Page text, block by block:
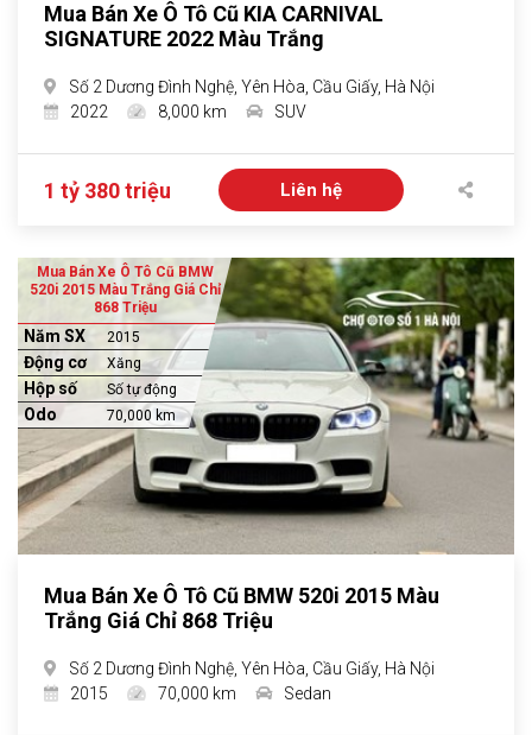
Mua Bán Xe Ô Tô Cũ KIA CARNIVAL
SIGNATURE 2022 Màu Trắng
Số 2 Dương Đình Nghệ, Yên Hòa, Cầu Giấy, Hà Nội
2022
8,000 km SUV
1 tỷ 380 triệu Liên hệ
Mua Bán Xe Ô Tô Cũ BMW
520i 2015 Màu Trắng Giá Chỉ
868 Triệu
Năm SX 2015
Động cơ Xăng
Hộp số Số tự động
Odo 70,000 km
Mua Bán Xe Ô Tô Cũ BMW 520i 2015 Màu
Trắng Giá Chỉ 868 Triệu
Số 2 Dương Đình Nghệ, Yên Hòa, Cầu Giấy, Hà Nội
2015
70,000 km Sedan